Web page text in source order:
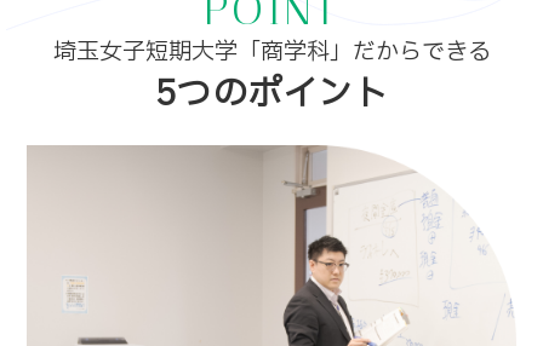
埼玉女子短期大学「商学科」だからできる
5つのポイント